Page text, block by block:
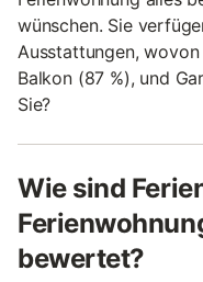
wünschen. Sie
Ausstattungen,
Balkon (87 %), und
Sie?
Wie sind
bewertet?